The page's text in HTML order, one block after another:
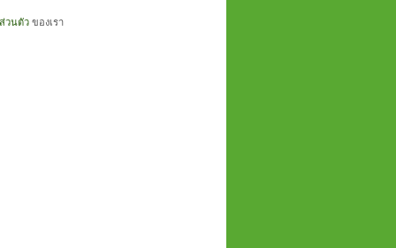
วนตัว ของเรา